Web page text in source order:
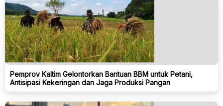
Pemprov Kaltim Gelontorkan Bantuan BBM untuk Petani,
Antisipasi Kekeringan dan Jaga Produksi Pangan